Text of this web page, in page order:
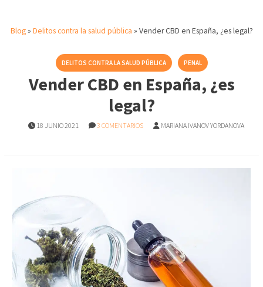
Blog» Delitos contra la salud pública » Vender CBD en España, ¿es legal?
DELITOS CONTRA LA SALUD PÚBLICA PENAL
Vender CBD en España, ¿es
legal?
18 JUNIO 2021 3 COMENTARIOS MARIANA IVANOV YORDANOVA